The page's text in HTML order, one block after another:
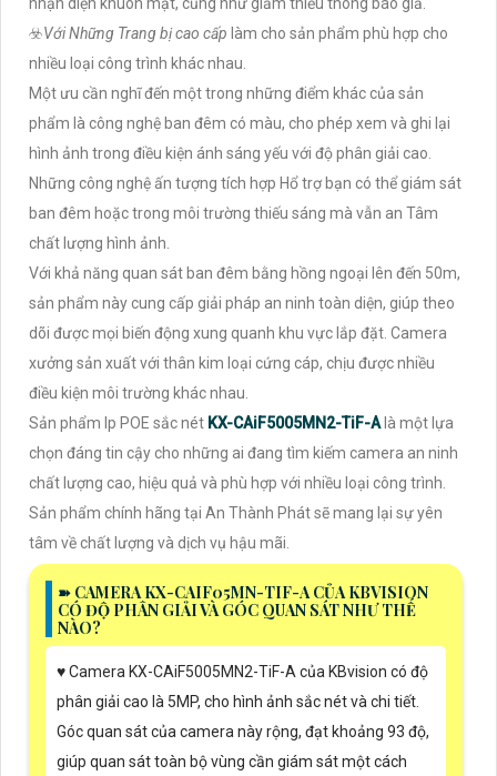
☣️Với Những Trang bị cao cấp làm cho sản phẩm phù hợp cho
nhiều loại công trình khác nhau.
Một ưu cần nghĩ đến một trong những điểm khác của sản
phẩm là công nghệ ban đêm có màu, cho phép xem và ghi lại
hình ảnh trong điều kiện ánh sáng yếu với độ phân giải cao.
Những công nghệ ấn tượng tích hợp Hổ trợ bạn có thể giám sát
ban đêm hoặc trong môi trường thiếu sáng mà vẫn an Tâm
chất lượng hình ảnh.
Với khả năng quan sát ban đêm bằng hồng ngoại lên đến 50m,
sản phẩm này cung cấp giải pháp an ninh toàn diện, giúp theo
dõi được mọi biến động xung quanh khu vực lắp đặt. Camera
xưởng sản xuất với thân kim loại cứng cáp, chịu được nhiều
điều kiện môi trường khác nhau.
Sản phẩm Ip POE sắc nét KX-CAiF5005MN2-TiF-A là một lựa
chọn đáng tin cậy cho những ai đang tìm kiếm camera an ninh
chất lượng cao, hiệu quả và phù hợp với nhiều loại công trình.
Sản phẩm chính hãng tại An Thành Phát sẽ mang lại sự yên
tâm về chất lượng và dịch vụ hậu mãi.
➽ CAMERA KX-CAIF05MN-TIF-A CỦA KBVISION
CÓ ĐỘ PHÂN GIẢI VÀ GÓC QUAN SÁT NHƯ THẾ
NÀO?
♥️ Camera KX-CAiF5005MN2-TiF-A của KBvision có độ
phân giải cao là 5MP, cho hình ảnh sắc nét và chi tiết.
Góc quan sát của camera này rộng, đạt khoảng 93 độ,
giúp quan sát toàn bộ vùng cần giám sát một cách